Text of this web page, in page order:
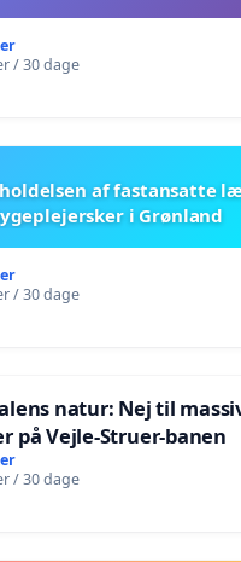
/ 30 dage
af fastansatte
i Grønland
/ 30 dage
natur: Nej til
på Vejle-Struer-banen
/ 30 dage